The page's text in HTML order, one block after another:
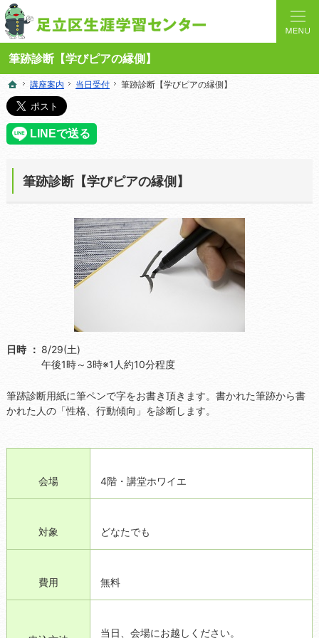
筆跡診断【学びピアの縁側】
人と学びを結ぶターミナルステーション。地域の講座や施設をご案内しています。
足立区生涯学習センターの総合案内サイト
ホーム
講座案内 当日受付 筆跡診断【学びピアの縁側】
筆跡診断【学びピアの縁側】
日時
8/29(土)
午後1時～3時※1人約10分程度
筆跡診断用紙に筆ペンで字をお書き頂きます。書かれた筆跡から書
かれた人の「性格、行動傾向」を診断します。
会場 4階・講堂ホワイエ
対象 どなたでも
費用 無料
当日、会場にお越しください。
ホーム
講座案内 当日受付 筆跡診断【学びピアの縁側】